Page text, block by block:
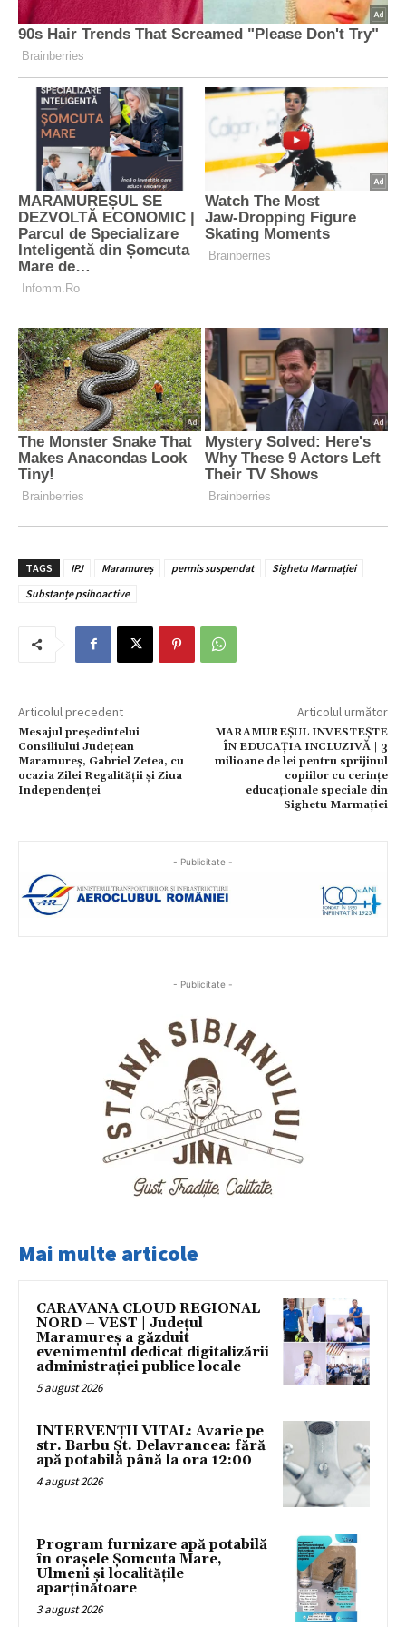
TAGS IPJ Maramureș permis suspendat
Sighetu Marmației
Substanțe psihoactive
Articolul precedent
Mesajul președintelui
Consiliului Județean
Maramureș, Gabriel Zetea, cu
ocazia Zilei Regalității și Ziua
Independenței
Articolul următor
MARAMUREȘUL INVESTEȘTE
ÎN EDUCAȚIA INCLUZIVĂ | 3
milioane de lei pentru sprijinul
copiilor cu cerințe
educaționale speciale din
Sighetu Marmației
- Publicitate -
- Publicitate -
Mai multe articole
CARAVANA CLOUD REGIONAL
NORD – VEST | Județul
Maramureș a găzduit
evenimentul dedicat digitalizării
administrației publice locale
5 august 2026
INTERVENȚII VITAL: Avarie pe
str. Barbu Șt. Delavrancea: fără
apă potabilă până la ora 12:00
4 august 2026
Program furnizare apă potabilă
în orașele Șomcuta Mare,
Ulmeni și localitățile
aparținătoare
3 august 2026